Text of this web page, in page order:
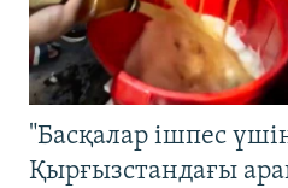
"Басқалар ішпес
Қырғызстандағы